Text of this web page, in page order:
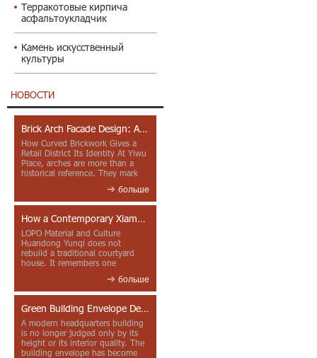
Терракотовые кирпича
асфальтоукладчик
Камень искусственный
культуры
НОВОСТИ
Brick Arch Facade Design: A Closer Look at Yiwu Place
How Curved Brickwork Gives a
Retail District Its Identity At Yiwu
Place, arches are more than a
historical reference. They mark
больше
How a Contemporary Xiamen Project Reframes Minnan Red Brick
LOPO Material and Culture
Huandong Yunqi does not
rebuild a traditional courtyard
house. It remembers one
больше
Green Building Envelope Design: Clay Sunscreen Fins for Modern Headquarters Architecture
A modern headquarters building
is no longer judged only by its
height or its interior quality. The
building envelope has become